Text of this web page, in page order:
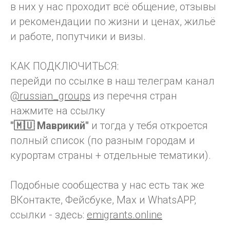
в них у нас проходит всё общение, отзывы
и рекомендации по жизни и ценах, жильё
и работе, попутчики и визы.
КАК ПОДКЛЮЧИТЬСЯ:
перейди по ссылке в наш телеграм канал
@russian_groups из перечня стран
нажмите на ссылку
"🇲🇺 Маврикий" и тогда у тебя откроется
полный список (по разным городам и
курортам страны + отдельные тематики).
Подобные сообщества у нас есть так же
ВКонтакте, Фейсбуке, Max и WhatsAPP,
ссылки - здесь: emigrants.online